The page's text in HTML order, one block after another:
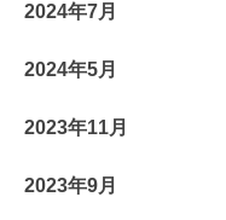
2024年7月
2024年5月
2023年11月
2023年9月